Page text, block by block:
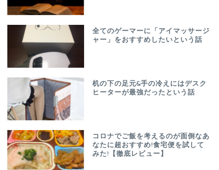
全てのゲーマーに「アイマッサージ
ャー」をおすすめしたいという話
机の下の足元&手の冷えにはデスク
ヒーターが最強だったという話
コロナでご飯を考えるのが面倒なあ
なたに超おすすめ!食宅便を試して
みた!【徹底レビュー】